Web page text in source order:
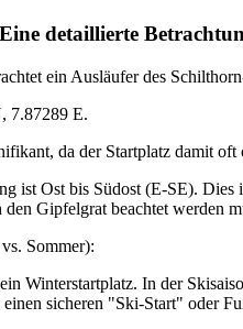
detaillierte
ein Ausläufer des
7.87289 E.
da der Startplatz damit
ist Ost bis Südost (E-SE).
Gipfelgrat beachtet werden
Sommer):
Winterstartplatz. In der
sicheren "Ski-Start" oder